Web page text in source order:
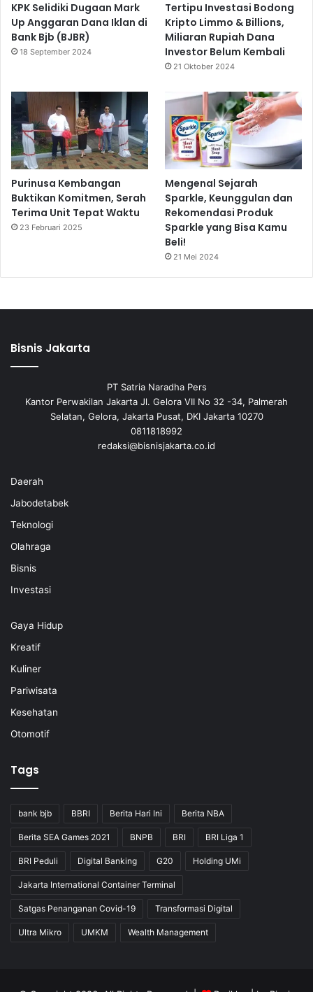
KPK Selidiki Dugaan Mark
Up Anggaran Dana Iklan di
Bank Bjb (BJBR)
18 September 2024
Tertipu Investasi Bodong
Kripto Limmo & Billions,
Miliaran Rupiah Dana
Investor Belum Kembali
21 Oktober 2024
Purinusa Kembangan
Buktikan Komitmen, Serah
Terima Unit Tepat Waktu
23 Februari 2025
Mengenal Sejarah
Sparkle, Keunggulan dan
Rekomendasi Produk
Sparkle yang Bisa Kamu
Beli!
21 Mei 2024
Bisnis Jakarta
PT Satria Naradha Pers
Kantor Perwakilan Jakarta Jl. Gelora VII No 32 -34, Palmerah
Selatan, Gelora, Jakarta Pusat, DKI Jakarta 10270
0811818992
redaksi@bisnisjakarta.co.id
Daerah
Jabodetabek
Teknologi
Olahraga
Bisnis
Investasi
Gaya Hidup
Kreatif
Kuliner
Pariwisata
Kesehatan
Otomotif
Tags
bank bjb BBRI Berita Hari Ini Berita NBA
Berita SEA Games 2021 BNPB BRI BRI Liga 1
BRI Peduli Digital Banking G20 Holding UMi
Jakarta International Container Terminal
Satgas Penanganan Covid-19 Transformasi Digital
Ultra Mikro UMKM Wealth Management